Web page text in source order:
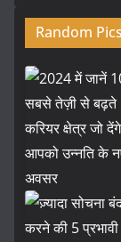
Random Pics